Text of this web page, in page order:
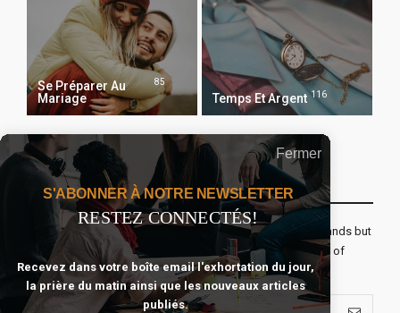
Se Préparer Au
Mariage
85
Temps Et Argent 116
Recevoir Notre Newsletter Chaque Matin
The real voyage of discovery consists not in seeking new lands but
seeing with new eyes. All journeys have secret destinations of
which the traveler is unaware.
Fermer
S'ABONNER À NOTRE NEWSLETTER
RESTEZ CONNECTÉS!
Recevez dans votre boîte email l'exhortation du jour,
la prière du matin ainsi que les nouveaux articles
publiés.